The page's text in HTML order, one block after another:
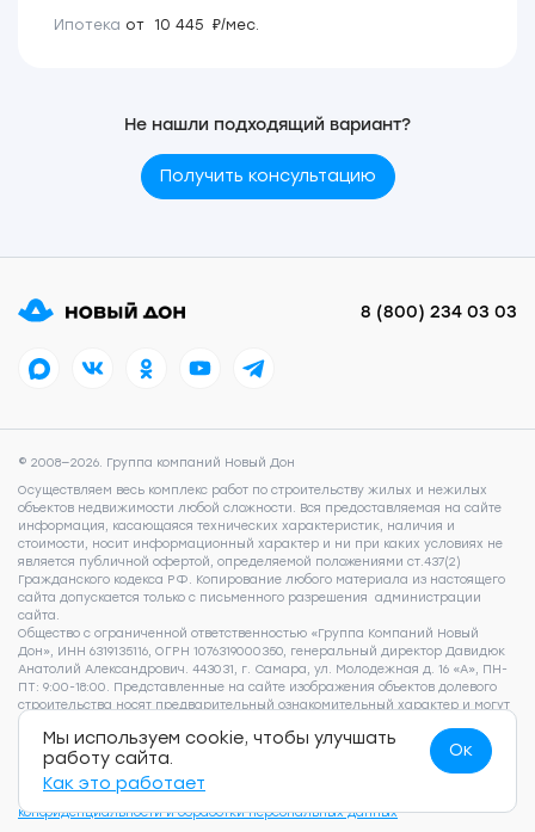
Ипотека от 10 445 ₽/мес.
Не нашли подходящий вариант?
Получить консультацию
8 (800) 234 03 03
© 2008—2026. Группа компаний Новый Дон
Осуществляем весь комплекс работ по строительству жилых и нежилых
объектов недвижимости любой сложности. Вся предоставляемая на сайте
информация, касающаяся технических характеристик, наличия и
стоимости, носит информационный характер и ни при каких условиях не
является публичной офертой, определяемой положениями ст.437(2)
Гражданского кодекса РФ. Копирование любого материала из настоящего
сайта допускается только с письменного разрешения администрации
сайта.
Общество с ограниченной ответственностью «Группа Компаний Новый
Дон», ИНН 6319135116, ОГРН 1076319000350, генеральный директор Давидюк
Анатолий Александрович. 443031, г. Самара, ул. Молодежная д. 16 «А», ПН-
ПТ: 9:00-18:00. Представленные на сайте изображения объектов долевого
строительства носят предварительный ознакомительный характер и могут
отличаться от фактических проектных решений, реализуемых
застройщиком. Для получения подробной информации о наличии и
стоимости указанных на сайте квартир, пожалуйста, обращайтесь по
телефону 8 (800) 505 93 22.Согласие на обработку персональных данных
Согласие на рекламно-информационные рассылки
конфиденциальности и обработки персональных данных
Мы используем cookie, чтобы улучшать
работу сайта.
Как это работает
Ок